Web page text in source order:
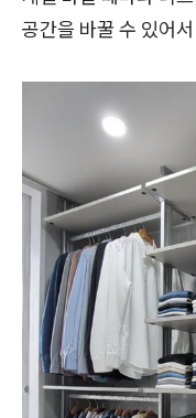
공간을 바꿀 수 있어